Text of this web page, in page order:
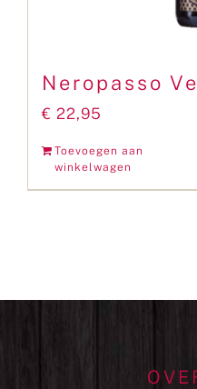
Neropasso
€ 22,95
Toevoegen aan
winkelwagen